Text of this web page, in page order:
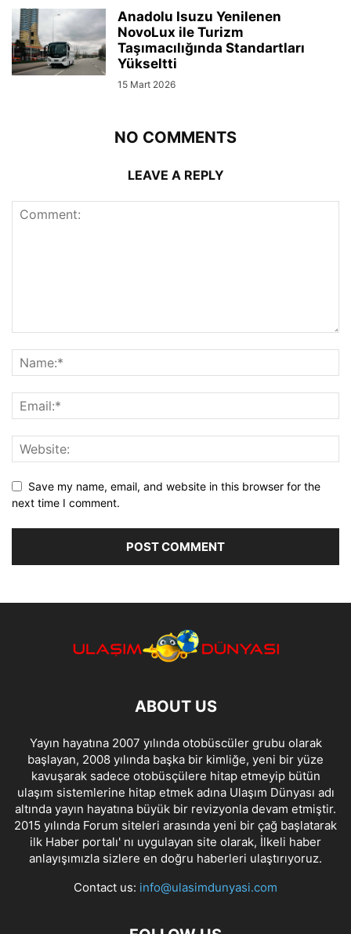
Anadolu Isuzu Yenilenen
NovoLux ile Turizm
Taşımacılığında Standartları
Yükseltti
15 Mart 2026
NO COMMENTS
LEAVE A REPLY
Save my name, email, and website in this browser for the
next time I comment.
ABOUT US
Yayın hayatına 2007 yılında otobüscüler grubu olarak
başlayan, 2008 yılında başka bir kimliğe, yeni bir yüze
kavuşarak sadece otobüsçülere hitap etmeyip bütün
ulaşım sistemlerine hitap etmek adına Ulaşım Dünyası adı
altında yayın hayatına büyük bir revizyonla devam etmiştir.
2015 yılında Forum siteleri arasında yeni bir çağ başlatarak
ilk Haber portalı' nı uygulayan site olarak, İlkeli haber
anlayışımızla sizlere en doğru haberleri ulaştırıyoruz.
Contact us: info@ulasimdunyasi.com